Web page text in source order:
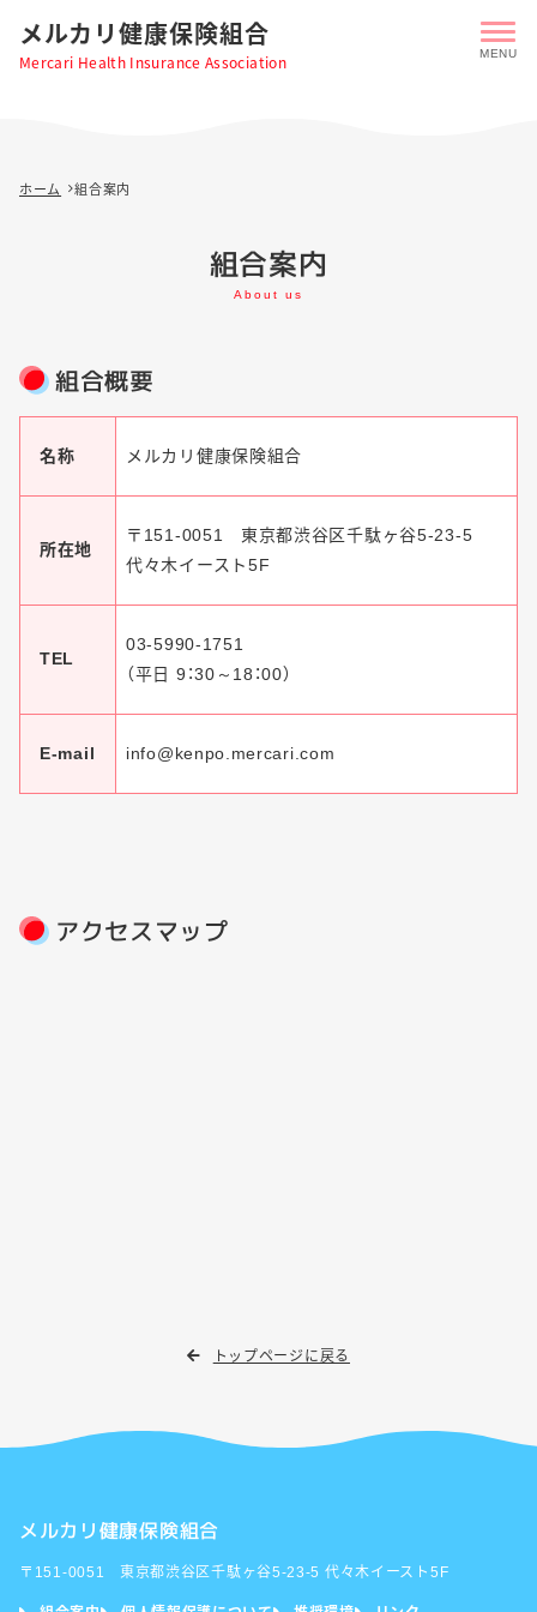
メルカリ健康保険組合
Mercari Health Insurance Association
ホーム 組合案内
組合案内
About us
組合概要
名称 メルカリ健康保険組合
所在地
〒151-0051 東京都渋谷区千駄ヶ谷5-23-5
代々木イースト5F
TEL
03-5990-1751
（平日 9：30～18：00）
E-mail info@kenpo.mercari.com
アクセスマップ
トップページに戻る
メルカリ健康保険組合
〒151-0051 東京都渋谷区千駄ヶ谷5-23-5 代々木イースト5F